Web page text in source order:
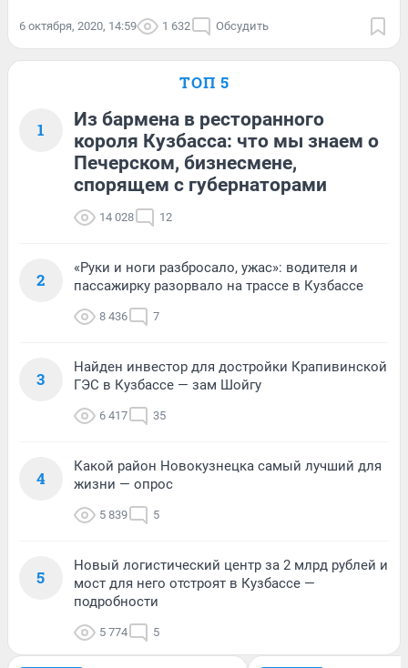
6 октября, 2020, 14:59 1 632 Обсудить
ТОП 5
1
Из бармена в ресторанного
короля Кузбасса: что мы знаем о
Печерском, бизнесмене,
спорящем с губернаторами
14 028 12
2
«Руки и ноги разбросало, ужас»: водителя и
пассажирку разорвало на трассе в Кузбассе
8 436 7
3
Найден инвестор для достройки Крапивинской
ГЭС в Кузбассе — зам Шойгу
6 417 35
4
Какой район Новокузнецка самый лучший для
жизни — опрос
5 839 5
5
Новый логистический центр за 2 млрд рублей и
мост для него отстроят в Кузбассе —
подробности
5 774 5